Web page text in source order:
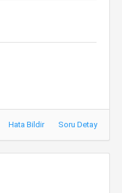
Hata Bildir Soru Detay